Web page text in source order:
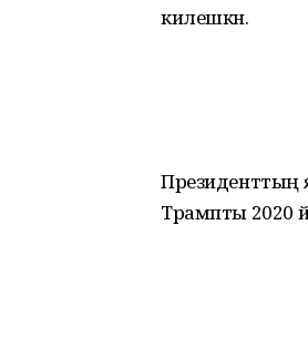
килешкән.
Президенттың
Трампты 2020